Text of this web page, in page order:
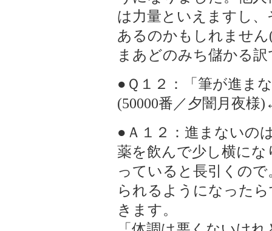
は力量といえますし
あるのかもしれません
まあどのみち儲かる
●Ｑ１２：「筆が進ま
(50000番／夕闇月夜様)
●Ａ１２：進まないの
薬を飲んで少し横に
っていると長引くの
られるようになった
きます。